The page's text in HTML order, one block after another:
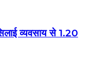
व्यवसाय से 1.20